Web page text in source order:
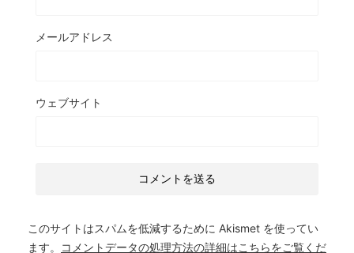
メールアドレス
ウェブサイト
このサイトはスパムを低減するために Akismet を使ってい
ます。
コメントデータの処理方法の詳細はこちらをご覧くだ